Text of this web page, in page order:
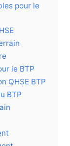
pour le
le BTP
QHSE BTP
BTP